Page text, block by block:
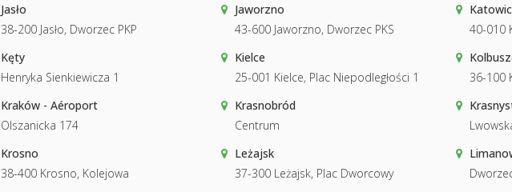
Jasło
38-200 Jasło, Dworzec PKP
Jaworzno
43-600 Jaworzno, Dworzec PKS
40-010
Kęty
Henryka Sienkiewicza 1
Kielce
25-001 Kielce, Plac Niepodległości 1
36-100
Kraków - Aéroport
Olszanicka 174
Krasnobród
Centrum
Krosno
38-400 Krosno, Kolejowa
Leżajsk
37-300 Leżajsk, Plac Dworcowy